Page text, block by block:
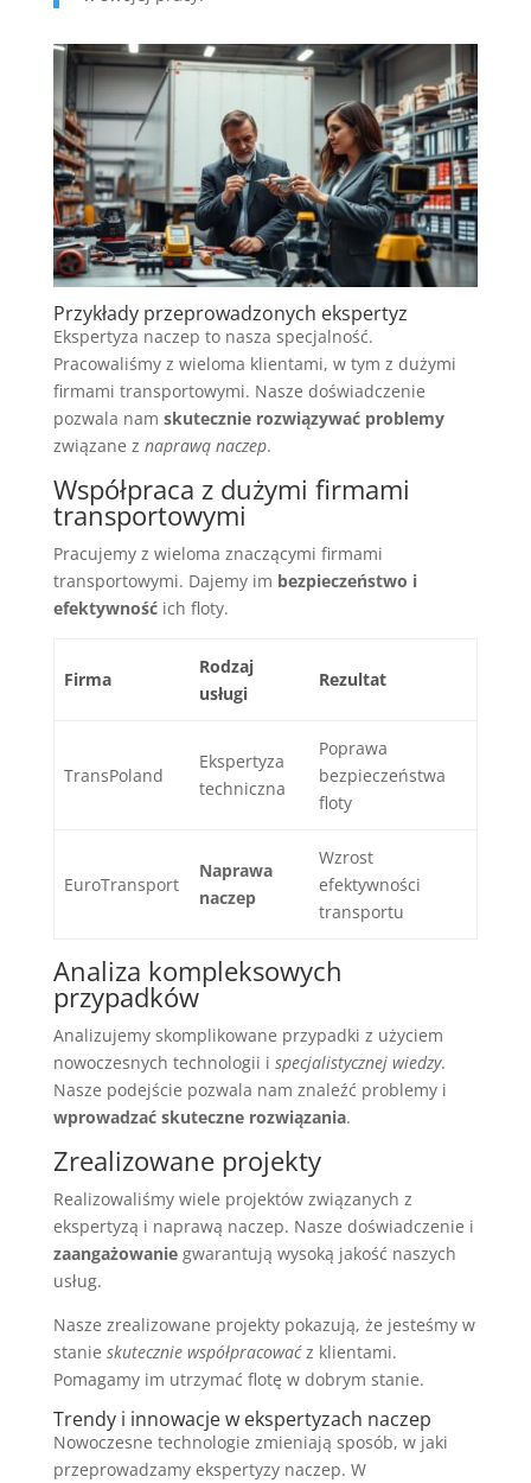
Przykłady przeprowadzonych ekspertyz
Ekspertyza naczep to nasza specjalność.
Pracowaliśmy z wieloma klientami, w tym z dużymi
firmami transportowymi. Nasze doświadczenie
pozwala nam skutecznie rozwiązywać problemy
związane z naprawą naczep.
Współpraca z dużymi firmami
transportowymi
Pracujemy z wieloma znaczącymi firmami
transportowymi. Dajemy im bezpieczeństwo i
efektywnośćich floty.
Firma
Rodzaj
usługi
Rezultat
TransPoland
Ekspertyza
techniczna
Poprawa
bezpieczeństwa
floty
EuroTransport
Naprawa
naczep
Wzrost
efektywności
transportu
Analiza kompleksowych
przypadków
Analizujemy skomplikowane przypadki z użyciem
nowoczesnych technologii i specjalistycznej wiedzy.
Nasze podejście pozwala nam znaleźć problemy i
wprowadzać skuteczne rozwiązania.
Zrealizowane projekty
Realizowaliśmy wiele projektów związanych z
ekspertyzą i naprawą naczep. Nasze doświadczenie i
zaangażowaniegwarantują wysoką jakość naszych
usług.
Nasze zrealizowane projekty pokazują, że jesteśmy w
stanie skutecznie współpracowaćz klientami.
Pomagamy im utrzymać flotę w dobrym stanie.
Trendy i innowacje w ekspertyzach naczep
Nowoczesne technologie zmieniają sposób, w jaki
przeprowadzamy ekspertyzy naczep. W